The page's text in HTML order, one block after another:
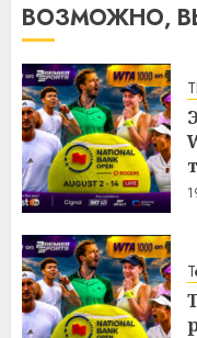
ВОЗМОЖНО,